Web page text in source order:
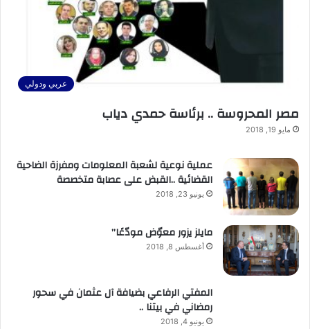
عربي ودولي
مصر المحروسة .. برئاسة حمدي دياب
مايو 19, 2018
عملية نوعية لشعبة المعلومات ومفرزة الضاحية
القضائية ..القبض على عصابة متخصصة
يونيو 23, 2018
مايلز يزور معوّض مودّعًا”
أغسطس 8, 2018
المفتي الرفاعي بضيافة آل عثمان في سحور
رمضاني في بيتنا ..
يونيو 4, 2018